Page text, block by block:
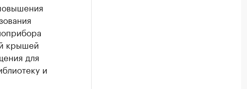
крышей
для
и